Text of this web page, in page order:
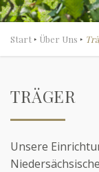
Start ‣ Über Uns ‣
TRÄGER
Unsere